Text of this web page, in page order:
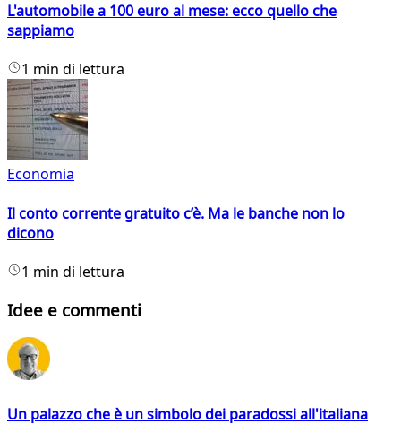
L'automobile a 100 euro al mese: ecco quello che
sappiamo
1 min di lettura
Economia
Il conto corrente gratuito c’è. Ma le banche non lo
dicono
1 min di lettura
Idee e commenti
Un palazzo che è un simbolo dei paradossi all'italiana